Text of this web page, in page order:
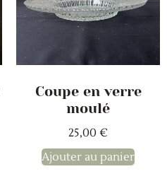
Coupe en verre
moulé
25,00 €
Ajouter au panier